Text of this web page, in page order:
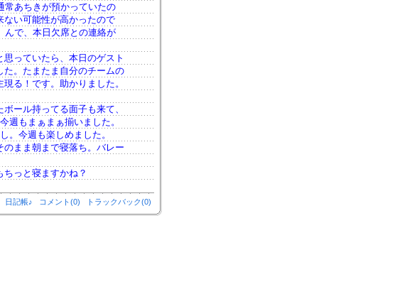
常あちきが預かっていたの
ない可能性が高かったので
んで、本日欠席との連絡が
っていたら、本日のゲスト
。たまたま自分のチームの
る！です。助かりました。
ール持ってる面子も来て、
週もまぁまぁ揃いました。
。今週も楽しめました。
まま朝まで寝落ち。バレー
っと寝ますかね？
日記帳♪ コメント(0) トラックバック(0)